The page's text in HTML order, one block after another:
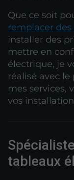
Que ce soit
remplacer
installer des
mettre en
électrique, je
réalisé avec
mes services,
vos
tableaux